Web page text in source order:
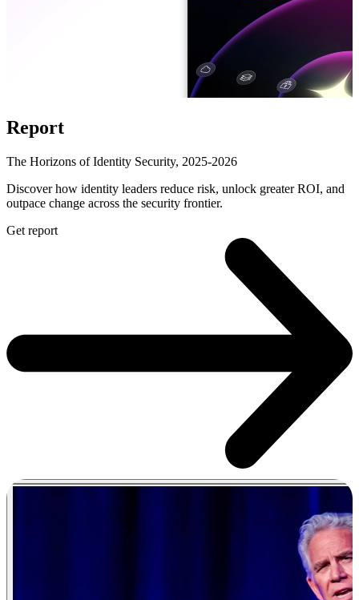
Report
The Horizons of Identity Security, 2025-2026
Discover how identity leaders reduce risk, unlock greater ROI, and
outpace change across the security frontier.
Get report